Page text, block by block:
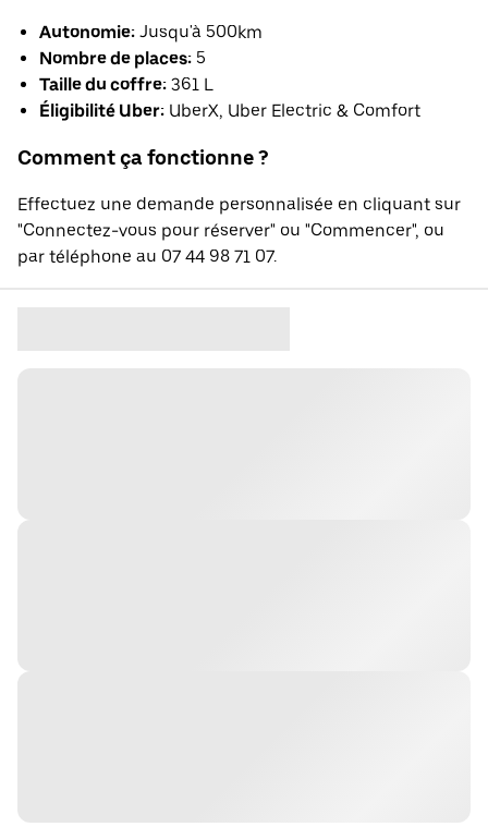
Autonomie: Jusqu'à 500km
Nombre de places: 5
Taille du coffre: 361 L
Éligibilité Uber: UberX, Uber Electric & Comfort
Comment ça fonctionne ?
Effectuez une demande personnalisée en cliquant sur
"Connectez-vous pour réserver" ou "Commencer", ou
par téléphone au 07 44 98 71 07.